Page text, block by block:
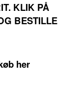
KLIK PÅ
BESTILLE
her